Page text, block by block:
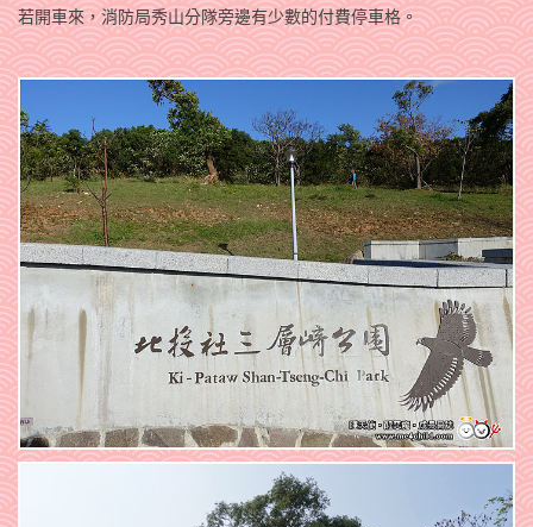
若開車來，消防局秀山分隊旁邊有少數的付費停車格。